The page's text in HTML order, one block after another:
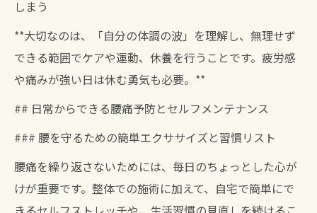
しまう
**大切なのは、「自分の体調の波」を理解し、無理せず
できる範囲でケアや運動、休養を行うことです。疲労感
や痛みが強い日は休む勇気も必要。**
## 日常からできる腰痛予防とセルフメンテナンス
### 腰を守るための簡単エクササイズと習慣リスト
腰痛を繰り返さないためには、毎日のちょっとした心が
けが重要です。整体での施術に加えて、自宅で簡単にで